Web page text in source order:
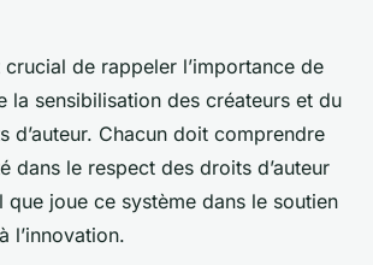
crucial de rappeler l’importance de
la sensibilisation des créateurs et du
d’auteur. Chacun doit comprendre
dans le respect des droits d’auteur
joue ce système dans le soutien
l’innovation.